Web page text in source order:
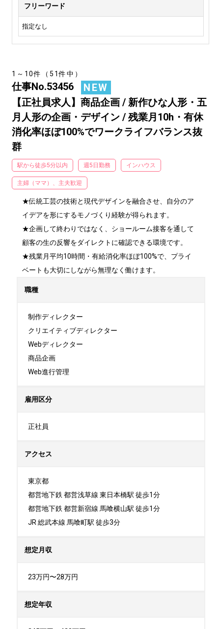
フリーワード
指定なし
1～10件（51件中）
仕事No.53456
NEW
【正社員求人】商品企画 / 新作ひな人形・五
月人形の企画・デザイン / 残業月10h・有休
消化率ほぼ100%でワークライフバランス抜
群
駅から徒歩5分以内 週5日勤務 インハウス
主婦（ママ）、主夫歓迎
★伝統工芸の技術と現代デザインを融合させ、自分のア
イデアを形にするモノづくり経験が得られます。
★企画して終わりではなく、ショールーム接客を通して
顧客の生の反響をダイレクトに確認できる環境です。
★残業月平均10時間・有給消化率ほぼ100%で、プライ
ベートも大切にしながら無理なく働けます。
職種
制作ディレクター
クリエイティブディレクター
Webディレクター
商品企画
Web進行管理
雇用区分
正社員
アクセス
東京都
都営地下鉄 都営浅草線 東日本橋駅 徒歩1分
都営地下鉄 都営新宿線 馬喰横山駅 徒歩1分
JR 総武本線 馬喰町駅 徒歩3分
想定月収
23万円〜28万円
想定年収